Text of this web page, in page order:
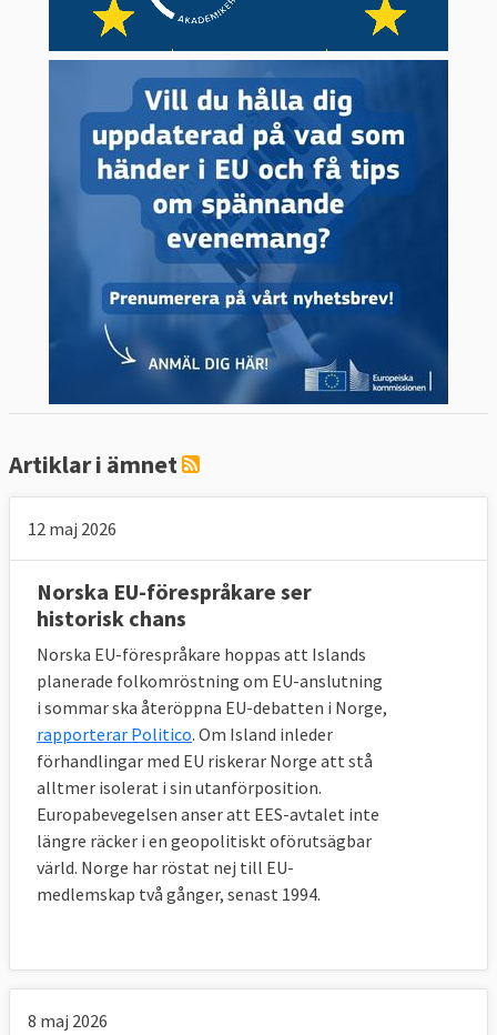
Krav ska uppfyllas
För att få gå med i EU måste
Artiklar i ämnet
12 maj 2026
Norska EU-förespråkare ser
historisk chans
Norska EU-förespråkare hoppas att Islands
planerade folkomröstning om EU-anslutning
i sommar ska återöppna EU-debatten i Norge,
rapporterar Politico. Om Island inleder
förhandlingar med EU riskerar Norge att stå
alltmer isolerat i sin utanförposition.
Europabevegelsen anser att EES-avtalet inte
längre räcker i en geopolitiskt oförutsägbar
värld. Norge har röstat nej till EU-
medlemskap två gånger, senast 1994.
8 maj 2026